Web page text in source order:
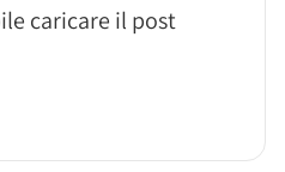
caricare il post